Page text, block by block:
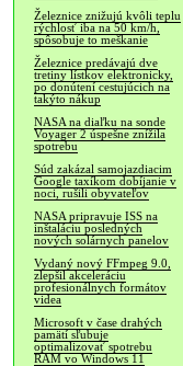
Železnice znižujú kvôli teplu
rýchlosť iba na 50 km/h,
spôsobuje to meškanie
Železnice predávajú dve
tretiny lístkov elektronicky,
po donútení cestujúcich na
takýto nákup
NASA na diaľku na sonde
Voyager 2 úspešne znížila
spotrebu
Súd zakázal samojazdiacim
Google taxíkom dobíjanie v
noci, rušili obyvateľov
NASA pripravuje ISS na
inštaláciu posledných
nových solárnych panelov
Vydaný nový FFmpeg 9.0,
zlepšil akceleráciu
profesionálnych formátov
videa
Microsoft v čase drahých
pamätí sľubuje
optimalizovať spotrebu
RAM vo Windows 11